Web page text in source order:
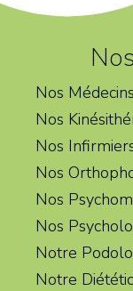
Nos
Nos
Nos
Nos
Nos
Nos
Notre
Notre